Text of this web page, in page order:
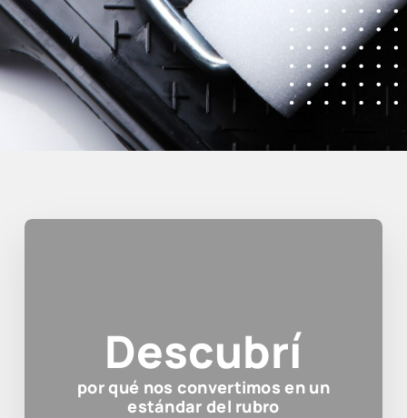
Descubrí
por qué nos convertimos en un
estándar del rubro